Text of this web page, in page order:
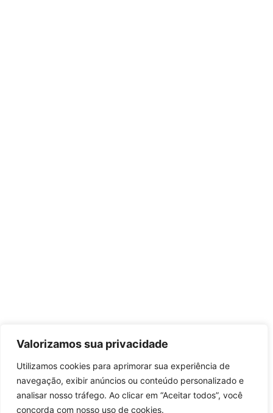
Valorizamos sua privacidade
Utilizamos cookies para aprimorar sua experiência de
navegação, exibir anúncios ou conteúdo personalizado e
analisar nosso tráfego. Ao clicar em “Aceitar todos”, você
concorda com nosso uso de cookies.